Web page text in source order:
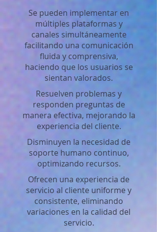
Se pueden implementar en
múltiples plataformas y
canales simultáneamente
facilitando una comunicación
fluida y comprensiva,
haciendo que los usuarios se
sientan valorados.
Resuelven problemas y
responden preguntas de
manera efectiva, mejorando la
experiencia del cliente.
Disminuyen la necesidad de
soporte humano continuo,
optimizando recursos.
Ofrecen una experiencia de
servicio al cliente uniforme y
consistente, eliminando
variaciones en la calidad del
servicio.